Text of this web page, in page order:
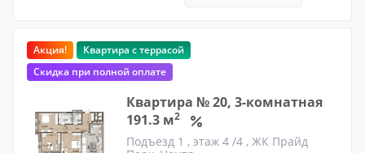
Акция!
Квартира с террасой
Скидка при полной оплате
Квартира № 20, 3-комнатная
191.3 м2
Подъезд 1 , этаж 4 /4 , ЖК Прайд